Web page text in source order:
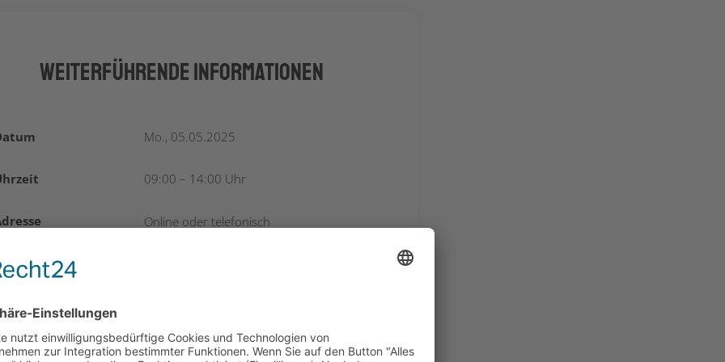
Weiterführende Informationen
Mo., 05.05.2025
09:00 – 14:00 Uhr
Online oder telefonisch
Die Teilnahme ist kostenlos.